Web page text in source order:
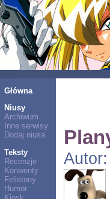
Główna
Niusy
Archiwum
Inne serwisy
Dodaj niusa
Teksty
Recenzje
Konwenty
Felietony
Humor